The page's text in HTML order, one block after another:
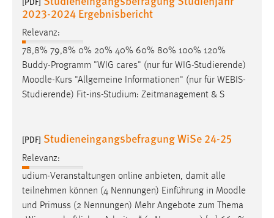
2023-2024 Ergebnisbericht
Relevanz:
78,8% 79,8% 0% 20% 40% 60% 80% 100% 120%
Buddy-Programm "WIG cares" (nur für WIG-Studierende)
Moodle-Kurs "Allgemeine Informationen" (nur für WEBIS-
Studierende) Fit-ins-Studium: Zeitmanagement & S
[PDF] Studieneingangsbefragung WiSe 24-25
Relevanz:
udium-Veranstaltungen online anbieten, damit alle
teilnehmen können (4 Nennungen) Einführung in Moodle
und Primuss (2 Nennungen) Mehr Angebote zum Thema